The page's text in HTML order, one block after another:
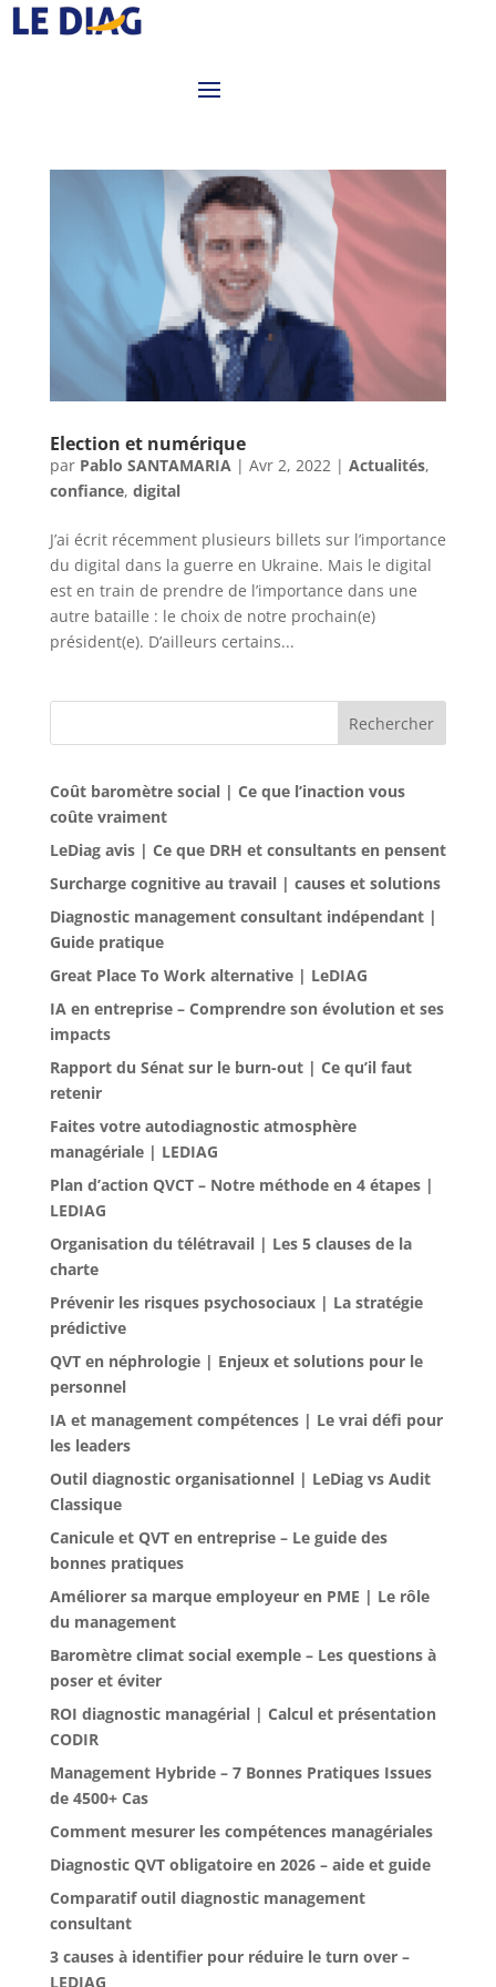
Election et numérique
par Pablo SANTAMARIA| Avr 2, 2022| Actualités,
confiance, digital
J’ai écrit récemment plusieurs billets sur l’importance
du digital dans la guerre en Ukraine. Mais le digital
est en train de prendre de l’importance dans une
autre bataille : le choix de notre prochain(e)
président(e). D’ailleurs certains...
Rechercher
Coût baromètre social | Ce que l’inaction vous
coûte vraiment
LeDiag avis | Ce que DRH et consultants en pensent
Surcharge cognitive au travail | causes et solutions
Diagnostic management consultant indépendant |
Guide pratique
Great Place To Work alternative | LeDIAG
IA en entreprise – Comprendre son évolution et ses
impacts
Rapport du Sénat sur le burn-out | Ce qu’il faut
retenir
Faites votre autodiagnostic atmosphère
managériale | LEDIAG
Plan d’action QVCT – Notre méthode en 4 étapes |
LEDIAG
Organisation du télétravail | Les 5 clauses de la
charte
Prévenir les risques psychosociaux | La stratégie
prédictive
QVT en néphrologie | Enjeux et solutions pour le
personnel
IA et management compétences | Le vrai défi pour
les leaders
Outil diagnostic organisationnel | LeDiag vs Audit
Classique
Canicule et QVT en entreprise – Le guide des
bonnes pratiques
Améliorer sa marque employeur en PME | Le rôle
du management
Baromètre climat social exemple – Les questions à
poser et éviter
ROI diagnostic managérial | Calcul et présentation
CODIR
Management Hybride – 7 Bonnes Pratiques Issues
de 4500+ Cas
Comment mesurer les compétences managériales
Diagnostic QVT obligatoire en 2026 – aide et guide
Comparatif outil diagnostic management
consultant
3 causes à identifier pour réduire le turn over –
LEDIAG